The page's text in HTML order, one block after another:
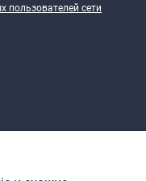
пользователей сети